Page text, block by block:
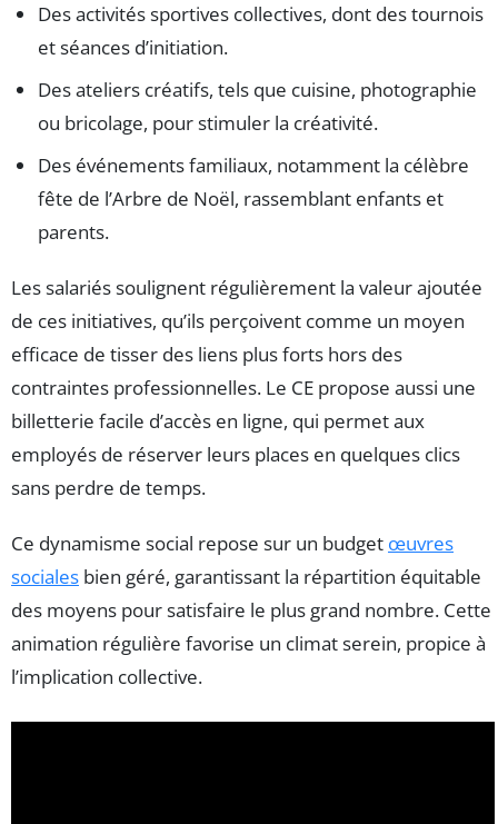
Des activités sportives collectives, dont des tournois
et séances d’initiation.
Des ateliers créatifs, tels que cuisine, photographie
ou bricolage, pour stimuler la créativité.
Des événements familiaux, notamment la célèbre
fête de l’Arbre de Noël, rassemblant enfants et
parents.
Les salariés soulignent régulièrement la valeur ajoutée
de ces initiatives, qu’ils perçoivent comme un moyen
efficace de tisser des liens plus forts hors des
contraintes professionnelles. Le CE propose aussi une
billetterie facile d’accès en ligne, qui permet aux
employés de réserver leurs places en quelques clics
sans perdre de temps.
Ce dynamisme social repose sur un budget œuvres
sociales bien géré, garantissant la répartition équitable
des moyens pour satisfaire le plus grand nombre. Cette
animation régulière favorise un climat serein, propice à
l’implication collective.